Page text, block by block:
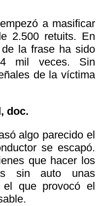
a masificar
2.500 retuits. En
la frase ha sido
mil veces. Sin
de la víctima
doc.
algo parecido el
se escapó.
que hacer los
sin auto unas
el que provocó el